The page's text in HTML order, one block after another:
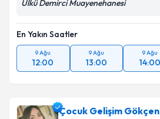
Ülkü Demirci Muayenehanesi
En Yakın Saatler
9 Ağu
12:00
9 Ağu
13:00
9 Ağu
14:00
Çocuk Gelişim